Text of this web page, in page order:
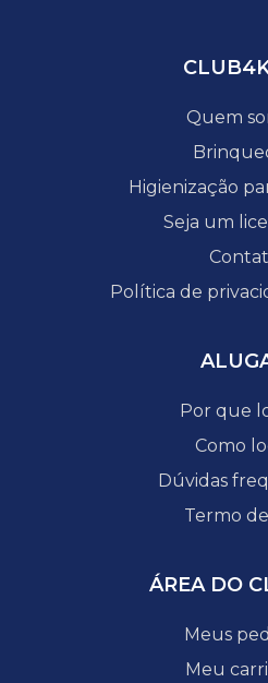
Quem
Higienização
Seja um
Política de
Por que
Como
Dúvidas
Termo
ÁREA DO
Meus
Meu